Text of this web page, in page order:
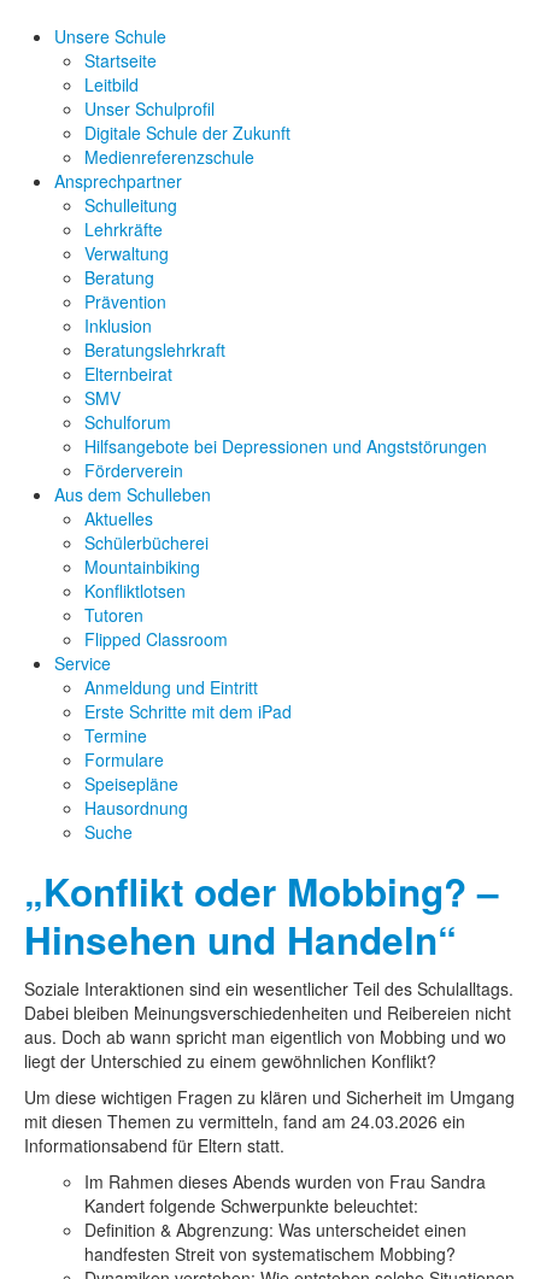
Unsere Schule
Startseite
Leitbild
Unser Schulprofil
Digitale Schule der Zukunft
Medienreferenzschule
Ansprechpartner
Schulleitung
Lehrkräfte
Verwaltung
Beratung
Prävention
Inklusion
Beratungslehrkraft
Elternbeirat
SMV
Schulforum
Hilfsangebote bei Depressionen und Angststörungen
Förderverein
Aus dem Schulleben
Aktuelles
Schülerbücherei
Mountainbiking
Konfliktlotsen
Tutoren
Flipped Classroom
Service
Anmeldung und Eintritt
Erste Schritte mit dem iPad
Termine
Formulare
Speisepläne
Hausordnung
Suche
„Konflikt oder Mobbing? –
Hinsehen und Handeln“
Soziale Interaktionen sind ein wesentlicher Teil des Schulalltags.
Dabei bleiben Meinungsverschiedenheiten und Reibereien nicht
aus. Doch ab wann spricht man eigentlich von Mobbing und wo
liegt der Unterschied zu einem gewöhnlichen Konflikt?
Um diese wichtigen Fragen zu klären und Sicherheit im Umgang
mit diesen Themen zu vermitteln, fand am 24.03.2026 ein
Informationsabend für Eltern statt.
Im Rahmen dieses Abends wurden von Frau Sandra
Kandert folgende Schwerpunkte beleuchtet:
Definition & Abgrenzung: Was unterscheidet einen
handfesten Streit von systematischem Mobbing?